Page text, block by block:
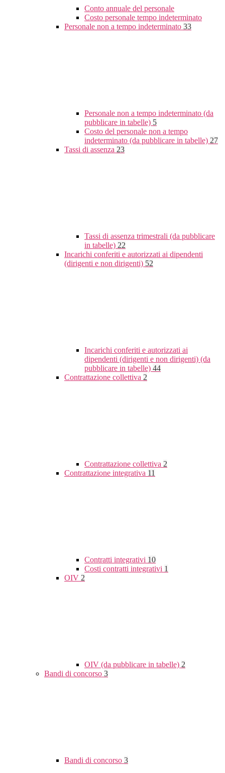
Conto annuale del personale
Costo personale tempo indeterminato
Personale non a tempo indeterminato 33
Personale non a tempo indeterminato (da
pubblicare in tabelle) 5
Costo del personale non a tempo
indeterminato (da pubblicare in tabelle) 27
Tassi di assenza 23
Tassi di assenza trimestrali (da pubblicare
in tabelle) 22
Incarichi conferiti e autorizzati ai dipendenti
(dirigenti e non dirigenti) 52
Incarichi conferiti e autorizzati ai
dipendenti (dirigenti e non dirigenti) (da
pubblicare in tabelle) 44
Contrattazione collettiva 2
Contrattazione collettiva 2
Contrattazione integrativa 11
Contratti integrativi 10
Costi contratti integrativi 1
OIV 2
OIV (da pubblicare in tabelle) 2
Bandi di concorso 3
Bandi di concorso 3